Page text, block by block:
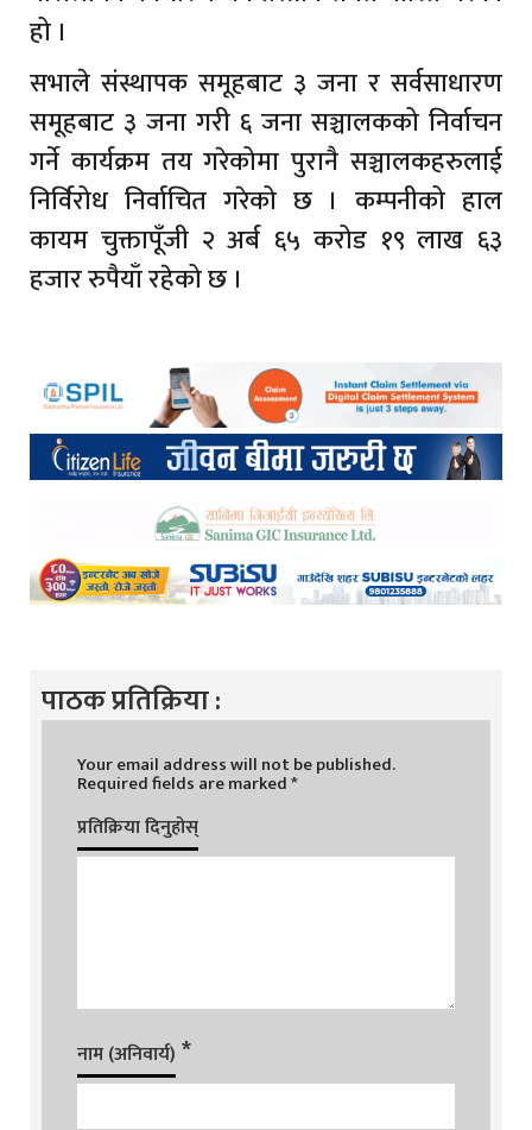
हो ।
सभाले संस्थापक समूहबाट ३ जना र सर्वसाधारण
समूहबाट ३ जना गरी ६ जना सञ्चालकको निर्वाचन
गर्ने कार्यक्रम तय गरेकोमा पुरानै सञ्चालकहरुलाई
निर्विरोध निर्वाचित गरेको छ । कम्पनीको हाल
कायम चुक्तापूँजी २ अर्ब ६५ करोड १९ लाख ६३
हजार रुपैयाँ रहेको छ ।
पाठक प्रतिक्रिया :
Your email address will not be published.
Required fields are marked*
प्रतिक्रिया दिनुहोस्
नाम (अनिवार्य) *